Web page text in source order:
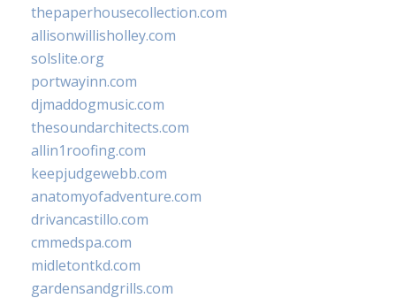
thepaperhousecollection.com
allisonwillisholley.com
solslite.org
portwayinn.com
djmaddogmusic.com
thesoundarchitects.com
allin1roofing.com
keepjudgewebb.com
anatomyofadventure.com
drivancastillo.com
cmmedspa.com
midletontkd.com
gardensandgrills.com